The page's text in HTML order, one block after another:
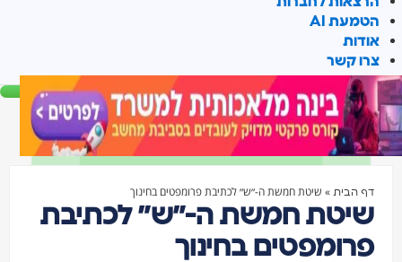
הטמעת AI
אודות
צרו קשר
דף הבית » שיטת חמשת ה-״ש״ לכתיבת פרומפטים בחינוך
שיטת חמשת ה-״ש״ לכתיבת
פרומפטים בחינוך